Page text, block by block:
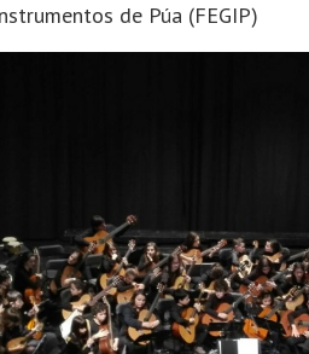
de Púa (FEGIP)